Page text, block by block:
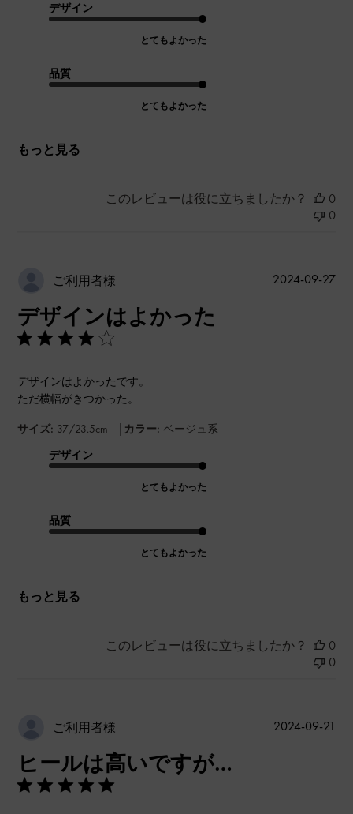
デザイン
とてもよかった
品質
とてもよかった
もっと見る
このレビューは役に立ちましたか？
0
0
ご利用者様
デザインはよかった
デザインはよかったです。
ただ横幅がきつかった。
サイズ: 37/23.5cm | カラー: ベージュ系
デザイン
とてもよかった
品質
とてもよかった
もっと見る
公
2024-09-27
このレビューは役に立ちましたか？
0
0
ご利用者様
ヒールは高いですが…
2024-09-21